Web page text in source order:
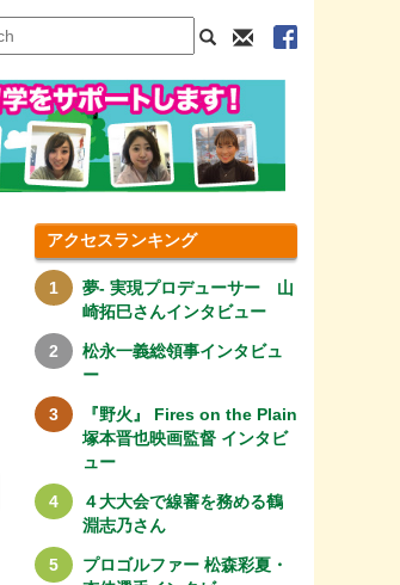
アクセスランキング
夢- 実現プロデューサー 山
崎拓巳さんインタビュー
松永一義総領事インタビュ
ー
『野火』 Fires on the Plain
塚本晋也映画監督 インタビ
ュー
４大大会で線審を務める鶴
淵志乃さん
プロゴルファー 松森彩夏・